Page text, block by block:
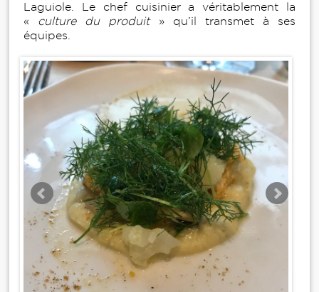
Laguiole. Le chef cuisinier a véritablement la
« culture du produit » qu’il transmet à ses
équipes.